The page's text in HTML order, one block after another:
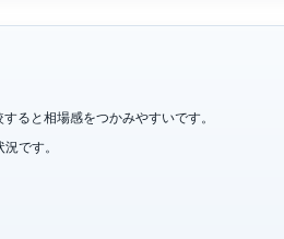
ると相場感をつかみやすいです。
です。